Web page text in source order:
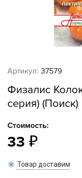
Артикул: 37579
Физалис
серия) (Поиск)
Стоимость:
33
Товар доставим